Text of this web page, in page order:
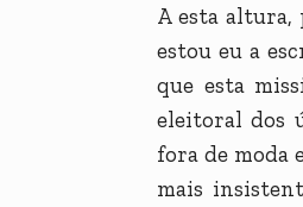
A esta
estou eu a
que esta
eleitoral dos
fora de moda
mais